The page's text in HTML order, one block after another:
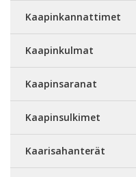
Kaapinkannattimet
Kaapinkulmat
Kaapinsaranat
Kaapinsulkimet
Kaarisahanterät